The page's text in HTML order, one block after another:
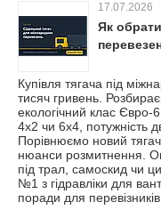
17.07.2026
Як
Купівля тягача під
тисяч гривень.
екологічний клас
4x2 чи 6x4, потужність
Порівнюємо новий
нюанси розмитнення.
під трал, самоскид чи
№1 з гідравліки для
поради для перевізників.